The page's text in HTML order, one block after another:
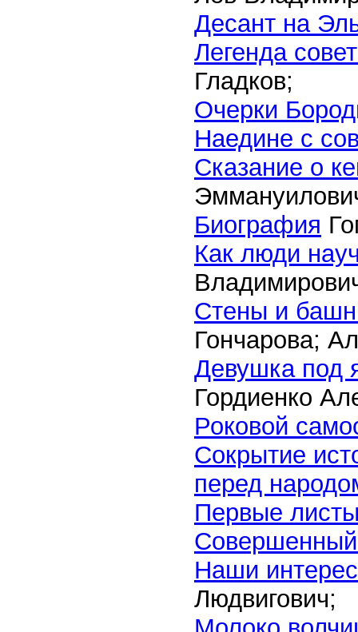
Десант на
Легенда
Гладков;
Очерки
Наедине с
Сказание о
Биография
Как люди
Стены и
Гончарова;
Девушка под
Гордиенко
Роковой
Сокрытие
перед
Первые
Наши
Людвигович;